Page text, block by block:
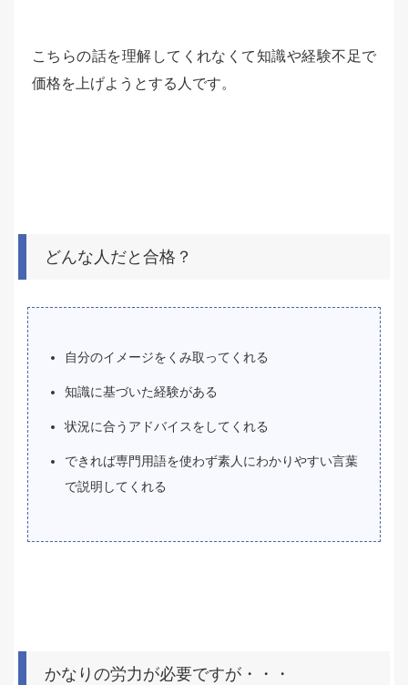
こちらの話を理解してくれなくて知識や経験不足で
価格を上げようとする人です。
どんな人だと合格？
自分のイメージをくみ取ってくれる
知識に基づいた経験がある
状況に合うアドバイスをしてくれる
できれば専門用語を使わず素人にわかりやすい言葉
で説明してくれる
かなりの労力が必要ですが・・・